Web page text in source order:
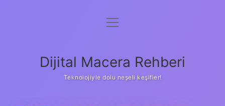
Anasayfa
Yasal Uyarı
menüyü
Dijital Macera Rehberi
Teknolojiyle dolu neşeli keşifler!